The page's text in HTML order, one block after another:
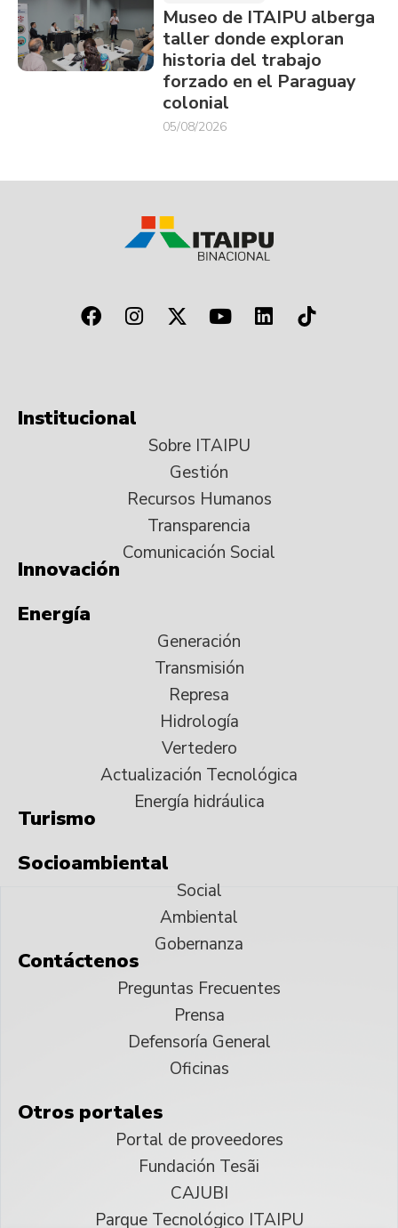
Museo de ITAIPU alberga
taller donde exploran
historia del trabajo
forzado en el Paraguay
colonial
05/08/2026
Institucional
Sobre ITAIPU
Gestión
Recursos Humanos
Transparencia
Comunicación Social
Innovación
Energía
Generación
Transmisión
Represa
Hidrología
Vertedero
Actualización Tecnológica
Energía hidráulica
Turismo
Socioambiental
Social
Ambiental
Gobernanza
Contáctenos
Preguntas Frecuentes
Prensa
Defensoría General
Oficinas
Otros portales
Portal de proveedores
Fundación Tesãi
CAJUBI
Parque Tecnológico ITAIPU